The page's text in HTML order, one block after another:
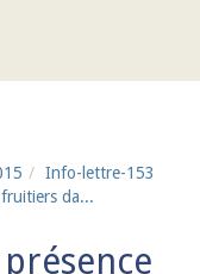
Info-lettre-153
fruitiers da...
présence